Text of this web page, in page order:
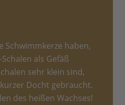
Schwimmkerze haben,
als Gefäß
sehr klein sind,
Docht gebraucht.
des heißen Wachses!